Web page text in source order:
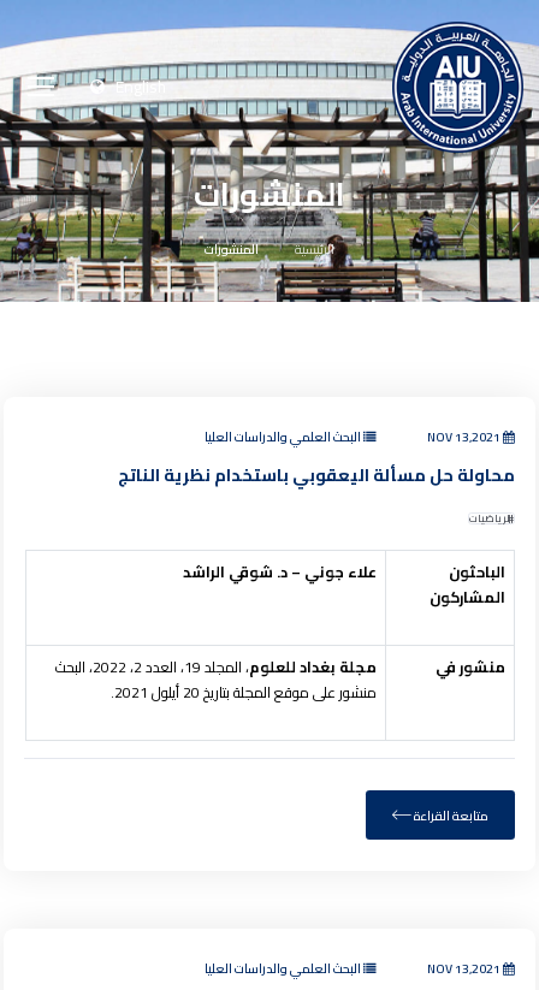
English
المنشورات
الرئيسية المنشورات
البحث العلمي والدراسات العليا
محاولة حل مسألة اليعقوبي باستخدام نظرية الناتج
الرياضيات
الباحثون
المشاركون
علاء جوني – د. شوقي الراشد
منشور في مجلة بغداد للعلوم
، المجلد 19، العدد 2، 2022، البحث
منشور على موقع المجلة بتاريخ 20 أيلول 2021.
متابعة القراءة
البحث العلمي والدراسات العليا